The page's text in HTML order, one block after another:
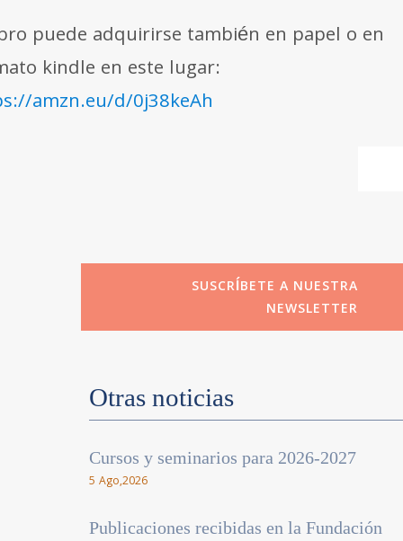
puede adquirirse también en papel o en
kindle en este lugar:
amzn.eu/d/0j38keAh
SUSCRÍBETE A NUESTRA
NEWSLETTER
Otras noticias
Cursos y seminarios para 2026-2027
5 Ago,2026
Publicaciones recibidas en la Fundación